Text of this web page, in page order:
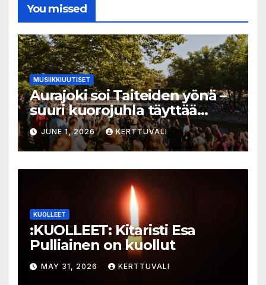
You missed
MUSIIKKIUUTISET
Aurajoki soi Taiteiden yönä –
suuri kuorojuhla täyttää
jokirannan musiikilla
JUNE 1, 2026 KERTTUVALI
KUOLLEET
:KUOLLEET: Kitaristi Esa
Pulliainen on kuollut
MAY 31, 2026 KERTTUVALI